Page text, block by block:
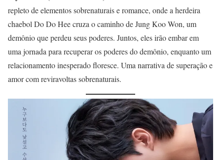
repleto de elementos sobrenaturais e romance, onde a herdeira
chaebol Do Do Hee cruza o caminho de Jung Koo Won, um
demônio que perdeu seus poderes. Juntos, eles irão embar em
uma jornada para recuperar os poderes do demônio, enquanto um
relacionamento inesperado floresce. Uma narrativa de superação e
amor com reviravoltas sobrenaturais.